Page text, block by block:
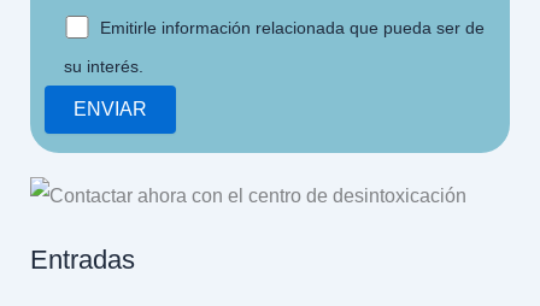
Emitirle información relacionada que pueda ser de
su interés.
Entradas